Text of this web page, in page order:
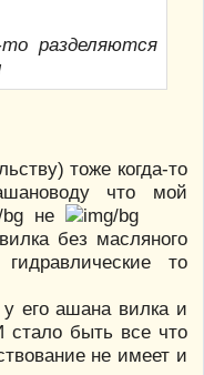
разделяются
тоже когда-то
что мой
не
без масляного
то
его ашана вилка и
стало быть все что
не имеет и